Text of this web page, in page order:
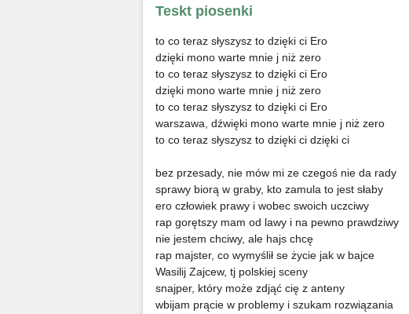
Teskt piosenki
to co teraz słyszysz to dzięki ci Ero
dzięki mono warte mnie j niż zero
to co teraz słyszysz to dzięki ci Ero
dzięki mono warte mnie j niż zero
to co teraz słyszysz to dzięki ci Ero
warszawa, dźwięki mono warte mnie j niż zero
to co teraz słyszysz to dzięki ci dzięki ci
bez przesady, nie mów mi ze czegoś nie da rady
sprawy biorą w graby, kto zamula to jest słaby
ero człowiek prawy i wobec swoich uczciwy
rap gorętszy mam od lawy i na pewno prawdziwy
nie jestem chciwy, ale hajs chcę
rap majster, co wymyślił se życie jak w bajce
Wasilij Zajcew, tj polskiej sceny
snajper, który może zdjąć cię z anteny
wbijam prącie w problemy i szukam rozwiązania